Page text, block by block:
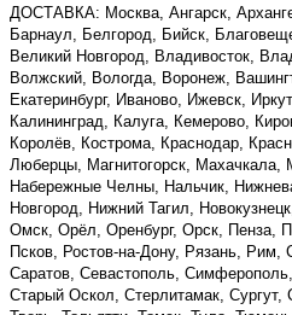
ДОСТАВКА: Москва, Ангарск,
Барнаул, Белгород, Бийск,
Великий Новгород, Владивосток,
Волжский, Вологда, Воронеж,
Екатеринбург, Иваново, Ижевск,
Калининград, Калуга, Кемерово,
Королёв, Кострома, Краснодар,
Люберцы, Магнитогорск,
Набережные Челны, Нальчик,
Новгород, Нижний Тагил,
Омск, Орёл, Оренбург, Орск, Пенза,
Псков, Ростов-на-Дону, Рязань, Рим,
Саратов, Севастополь,
Старый Оскол, Стерлитамак, Сургут,